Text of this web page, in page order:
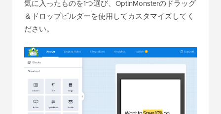
気に入ったものを1つ選び、OptinMonsterのドラッグ
＆ドロップビルダーを使用してカスタマイズしてく
ださい。